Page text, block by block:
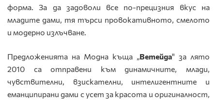
форма. За да задоволи все по-прецизния вкус на
младите дами, тя търси провокативното, смелото
и модерно излъчване.
Предложенията на Модна къща „Ветейда" за лято
2010 са отправени към динамичните, млади,
чувствителни, взискателни, интелигентните и
еманципирани дами с усет за красота и оригиналност,